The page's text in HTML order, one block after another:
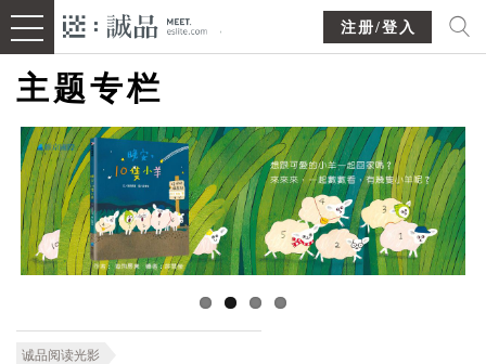
注册/登入
主题专栏
诚品阅读光影